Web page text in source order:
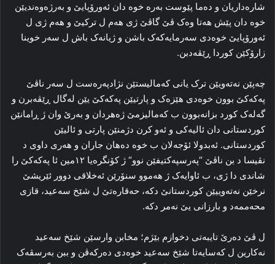
شا‌ره‌داریان و ده‌ما پێوست به‌ره‌ خوه‌ دان ئه‌ورۆپایێ و به‌رژه‌وه‌ندیێن
خوه‌ دان پێش هه‌تا وه‌ک ڤێ گاڤێ ژی هه‌م ل ترکیێ و هه‌م ژی ل
ئه‌ورۆپایێ خوه‌دی سه‌رمایه‌که‌ک باشن و ژیانه‌ک باش ل سه‌ر خوینا
زارۆکێن کوردا ڕێڤه‌دبن.
چه‌پێن نه‌ته‌ویێن ترک یانی که‌مالیستێن نژادپه‌ره‌ست ل سه‌ر ناڤێ
پەکەکێ بوون خوه‌دی هێزه‌ک و پارتیێن پەکەکێ یێن له‌گال ڕێڤه‌برن و
گه‌له‌ک کورد بزانه‌بوون ب که‌مالیزمێ ژه‌هردان و به‌رێ وان ژ ڕامانێن
کوردستانی دان ئالیه‌کی و ئه‌و کرن دژمنێن پارتی و ئالیێن
کوردستانی. ئەبدولا ئۆجەلان ب خوه‌ ده‌هان جاران و هه‌ری داوی د
نڤیسا د بن ناڤێ “په‌رسپه‌کتیفێن نوو“ ژ کۆنگره‌یا ۱۲مین ئا پەکەکێ را
شاندی دا ژی، ب ئاوایه‌ک ژ هه‌موو سنۆرێن ئه‌خلاقی دوور ئێریشێ
نرخێن نه‌ته‌وییێن کوردستانێ دکه‌، حه‌قاره‌تێ ل شێخ سه‌عید، قازی
محه‌ممه‌د و بارزانی یێ نه‌مر دکه‌.
ل ڤێ ده‌رێ تایبه‌تی دخوازم بێژم؛ مخابن وارسێن شێخ سه‌عید
نه‌کارین ل که‌سایه‌تا شێخ سه‌عید خوه‌دی ده‌رکه‌ڤن و ببن به‌رسڤه‌ک